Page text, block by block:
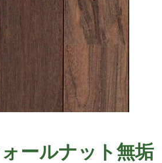
ールナット無垢